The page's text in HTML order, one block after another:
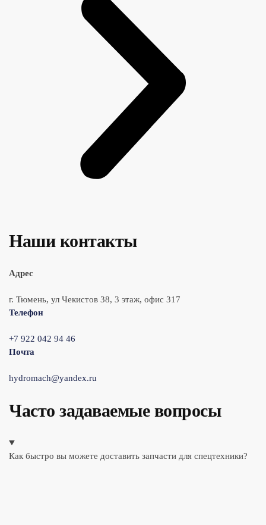
Наши контакты
Адрес
г. Тюмень, ул Чекистов 38, 3 этаж, офис 317
Телефон
+7 922 042 94 46
Почта
hydromach@yandex.ru
Часто задаваемые вопросы
Как быстро вы можете доставить запчасти для спецтехники?